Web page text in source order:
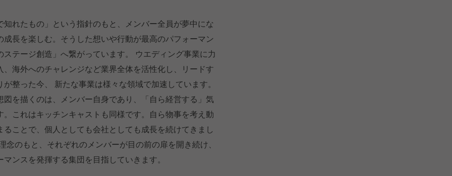
れたもの」という指針のもと、メンバー全員が夢中にな
長を楽しむ。そうした想いや行動が最高のパフォーマン
テージ創造」へ繋がっています。 ウエディング事業に力
海外へのチャレンジなど業界全体を活性化し、リードす
整った今、 新たな事業は様々な領域で加速しています。
を描くのは、メンバー自身であり、「自ら経営する」気
これはキッチンキャストも同様です。自ら物事を考え動
ことで、個人としても会社としても成長を続けてきまし
のもと、それぞれのメンバーが目の前の扉を開き続け、
ンスを発揮する集団を目指していきます。